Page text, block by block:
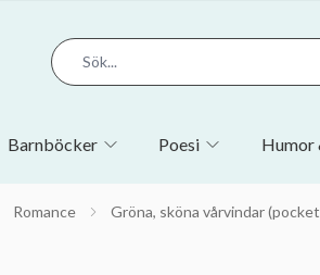
Barnböcker Poesi Humor
Romance Gröna, sköna vårvindar